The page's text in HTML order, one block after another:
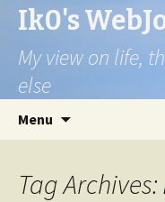
Ik0's
My view on life,
else
Menu
Tag